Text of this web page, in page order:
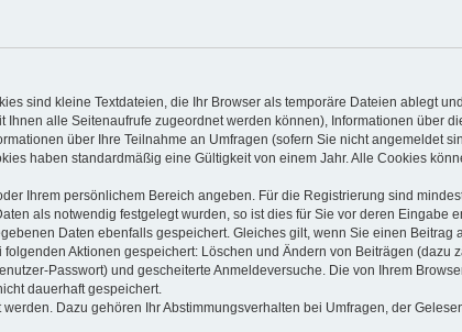
sind kleine Textdateien, die Ihr Browser als temporäre Dateien ablegt
alle Seitenaufrufe zugeordnet werden können), Informationen über
über Ihre Teilnahme an Umfragen (sofern Sie nicht angemeldet
haben standardmäßig eine Gültigkeit von einem Jahr. Alle Cookies
Ihrem persönlichem Bereich angeben. Für die Registrierung sind
als notwendig festgelegt wurden, so ist dies für Sie vor deren Eingabe
Daten ebenfalls gespeichert. Gleiches gilt, wenn Sie einen Beitrag
Aktionen gespeichert: Löschen und Ändern von Beiträgen (dazu
Passwort) und gescheiterte Anmeldeversuche. Die von Ihrem
dauerhaft gespeichert.
Dazu gehören Ihr Abstimmungsverhalten bei Umfragen, der